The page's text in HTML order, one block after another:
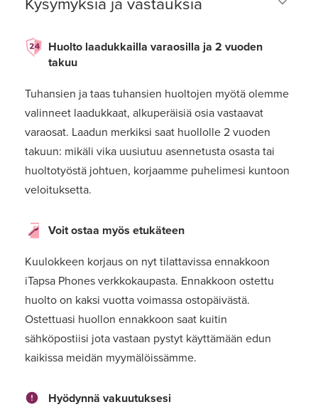
Kysymyksiä ja vastauksia
Huolto laadukkailla varaosilla ja 2 vuoden
takuu
Tuhansien ja taas tuhansien huoltojen myötä olemme
valinneet laadukkaat, alkuperäisiä osia vastaavat
varaosat. Laadun merkiksi saat huollolle 2 vuoden
takuun: mikäli vika uusiutuu asennetusta osasta tai
huoltotyöstä johtuen, korjaamme puhelimesi kuntoon
veloituksetta.
Voit ostaa myös etukäteen
Kuulokkeen korjaus on nyt tilattavissa ennakkoon
iTapsa Phones verkkokaupasta. Ennakkoon ostettu
huolto on kaksi vuotta voimassa ostopäivästä.
Ostettuasi huollon ennakkoon saat kuitin
sähköpostiisi jota vastaan pystyt käyttämään edun
kaikissa meidän myymälöissämme.
Hyödynnä vakuutuksesi